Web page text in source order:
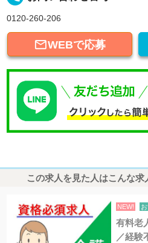
0120-260-206
WEBで応募
この求人を見た人はこんな
NEW!
有料老
／経験